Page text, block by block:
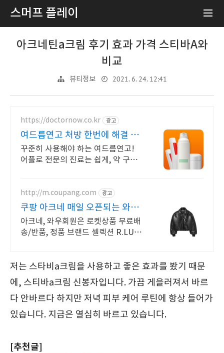
스머프 플레이
아크네틴a크림 후기 효과 가격 스티바A와
비교
뷰티정보 2021. 6. 24. 12:41
https://doctornow.co.kr 광고
여드름연고 처방 한번에 해결 1
개월 약값 4,900원~
꾸준히 사용해야 하는 여드름연고!
어플로 전문의 진료는 쉽게, 약 구매
름연고 비대면처방 가능
http://m.coupang.com 광고
쿠팡 아크네 매일 오픈되는 와우
회원 특가
아크네, 와우회원은 로켓상품 무료배
송/반품, 정품 브랜드 셀렉션 R.LUX
저는 스타비a크림을 사용하고 좋은 효과를 봤기 때문
에, 스티바a크림 신봉자입니다. 가끔 게을러져서 바르
다 안바르다 하지만 저녁 피부 케어 루틴에 항상 들어가
있습니다. 지금은 열심히 바르고 있습니다.
[추천글]